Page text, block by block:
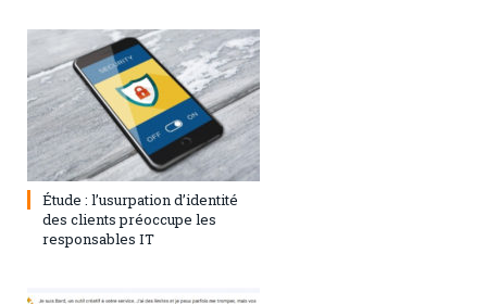
1 août 2023 0
Étude : l’usurpation d’identité
des clients préoccupe les
responsables IT